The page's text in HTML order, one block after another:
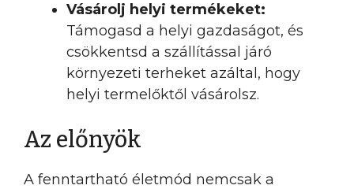
Vásárolj helyi termékeket:
Támogasd a helyi gazdaságot, és
csökkentsd a szállítással járó
környezeti terheket azáltal, hogy
helyi termelőktől vásárolsz.
Az előnyök
A fenntartható életmód nemcsak a